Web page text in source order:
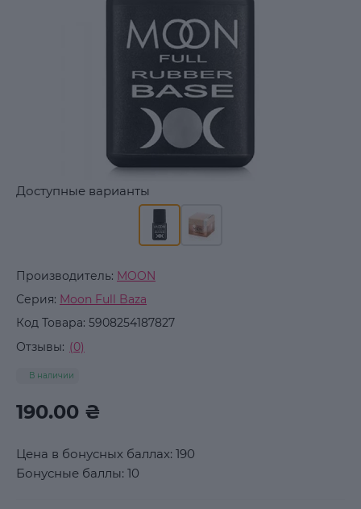
Производитель: MOON
Серия: Moon Full Baza
Код Товара: 5908254187827
Отзывы: (0)
В наличии
Доступные варианты
190.00 ₴
Цена в бонусных баллах: 190
Бонусные баллы: 10